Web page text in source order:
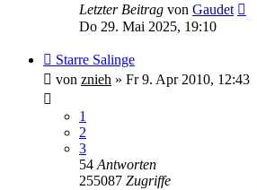
Letzter Beitrag von Gaudet
Do 29. Mai 2025, 19:10
Starre Salinge
von znieh » Fr 9. Apr 2010, 12:43
1
2
3
54 Antworten
255087 Zugriffe